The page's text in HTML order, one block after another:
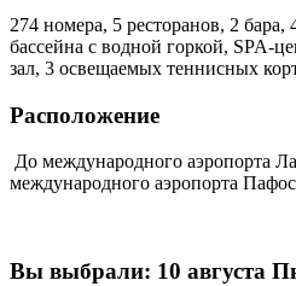
274 номера, 5 ресторанов, 2 бара,
бассейна с водной горкой, SPA-
зал, 3 освещаемых теннисных
Расположение
До международного аэропорта
международного аэропорта
Вы выбрали: 10 августа